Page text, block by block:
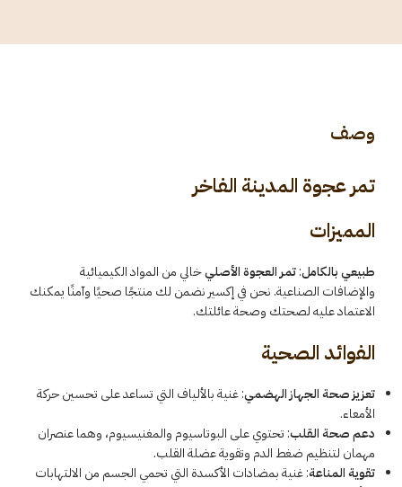
وصف
تمر عجوة المدينة الفاخر
المميزات
طبيعي بالكامل:تمر العجوة الأصليخالي من المواد الكيميائية
والإضافات الصناعية. نحن في إكسير نضمن لك منتجًا صحيًا وآمنًا يمكنك
الاعتماد عليه لصحتك وصحة عائلتك.
الفوائد الصحية
تعزيز صحة الجهاز الهضمي: غنية بالألياف التي تساعد على تحسين حركة
الأمعاء.
دعم صحة القلب: تحتوي على البوتاسيوم والمغنيسيوم، وهما عنصران
مهمان لتنظيم ضغط الدم وتقوية عضلة القلب.
تقوية المناعة: غنية بمضادات الأكسدة التي تحمي الجسم من الالتهابات